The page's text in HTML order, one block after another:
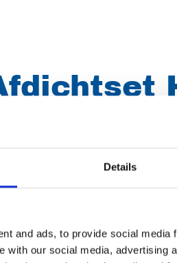
Details
and ads, to provide social
with our social media, advertising
3 / 5, 300/
Onderdelen